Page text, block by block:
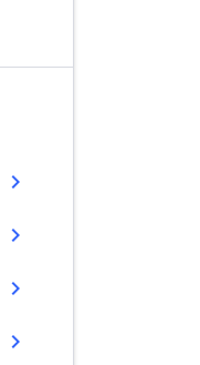
chevron_right
chevron_right
chevron_right
chevron_right